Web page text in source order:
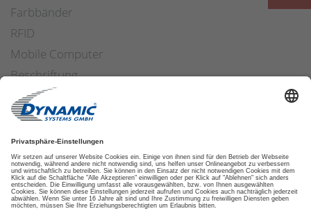
Farbbänder
RFID
Mobile Computer
Beschriftung
Arbeitssicherheit
Applikatoren
Etiketten Software
ETIKETTENFINDER